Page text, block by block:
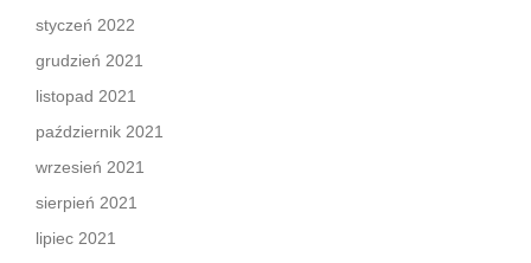
styczeń 2022
grudzień 2021
listopad 2021
październik 2021
wrzesień 2021
sierpień 2021
lipiec 2021